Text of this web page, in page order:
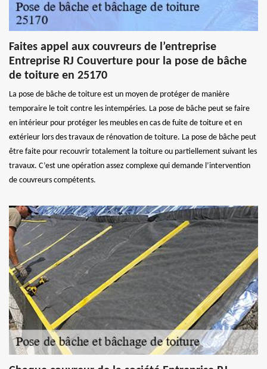
Faites appel aux couvreurs de l’entreprise
Entreprise RJ Couverture pour la pose de bâche
de toiture en 25170
La pose de bâche de toiture est un moyen de protéger de manière
temporaire le toit contre les intempéries. La pose de bâche peut se faire
en intérieur pour protéger les meubles en cas de fuite de toiture et en
extérieur lors des travaux de rénovation de toiture. La pose de bâche peut
être faite pour recouvrir totalement la toiture ou partiellement suivant les
travaux. C’est une opération assez complexe qui demande l’intervention
de couvreurs compétents.